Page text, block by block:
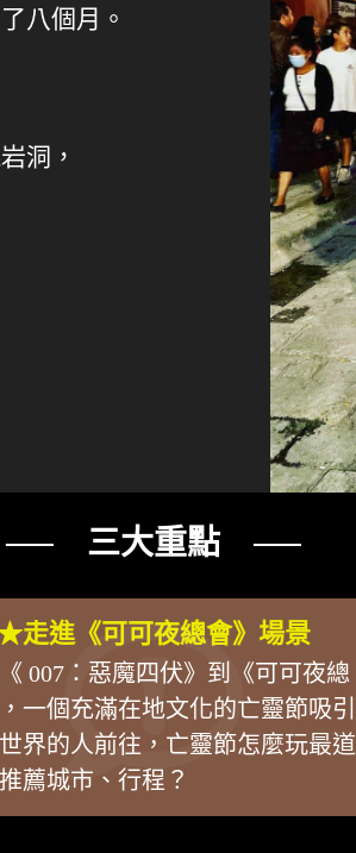
八個月。
洞，
── 三大重點 ──
走進《可可夜總會》場景
007：惡魔四伏》到《可可夜總
一個充滿在地文化的亡靈節吸引
界的人前往，亡靈節怎麼玩最道
薦城市、行程？